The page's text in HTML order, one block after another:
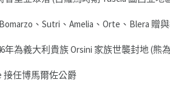
、Sutri、Amelia、Orte、Blera 贈
為義大利貴族 Orsini 家族世襲封地 (熊
接任博馬爾佐公爵